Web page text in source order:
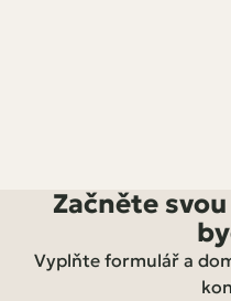
Začněte
Vyplňte formulář a